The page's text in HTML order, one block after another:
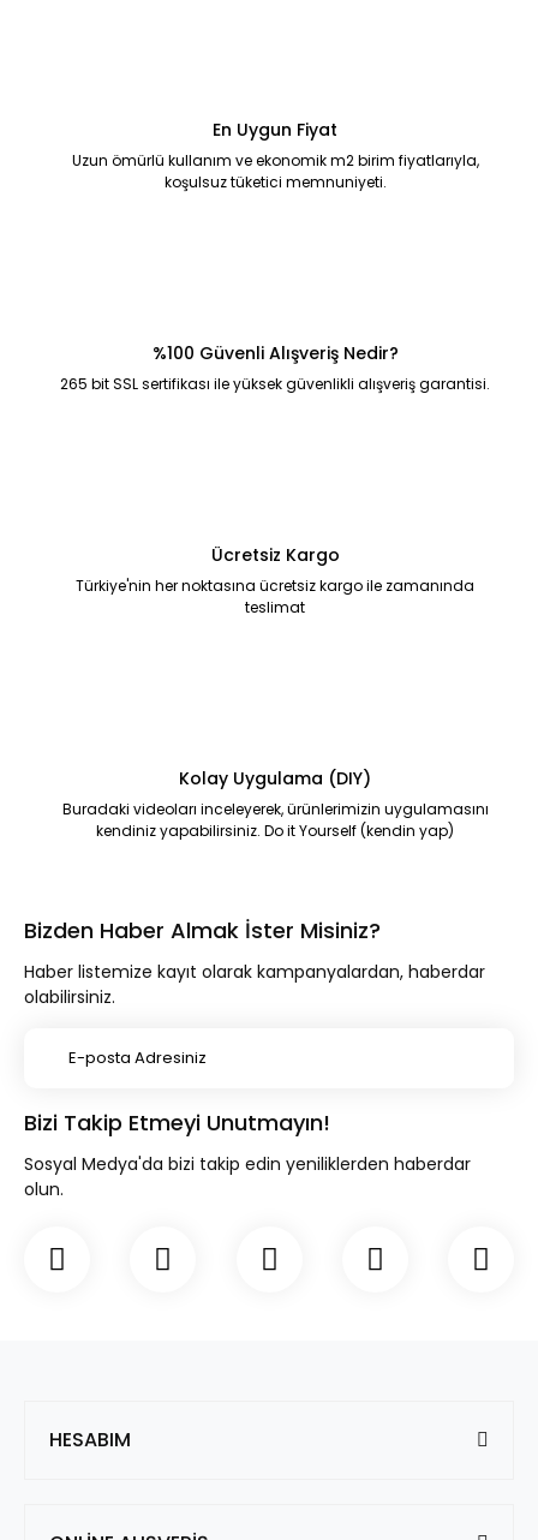
En Uygun Fiyat
Uzun ömürlü kullanım ve ekonomik m2 birim fiyatlarıyla,
koşulsuz tüketici memnuniyeti.
%100 Güvenli Alışveriş Nedir?
265 bit SSL sertifikası ile yüksek güvenlikli alışveriş garantisi.
Ücretsiz Kargo
Türkiye'nin her noktasına ücretsiz kargo ile zamanında
teslimat
Kolay Uygulama (DIY)
Buradaki videoları inceleyerek, ürünlerimizin uygulamasını
kendiniz yapabilirsiniz. Do it Yourself (kendin yap)
Bizden Haber Almak İster Misiniz?
Haber listemize kayıt olarak kampanyalardan, haberdar
olabilirsiniz.
Bizi Takip Etmeyi Unutmayın!
Sosyal Medya'da bizi takip edin yeniliklerden haberdar
olun.
HESABIM